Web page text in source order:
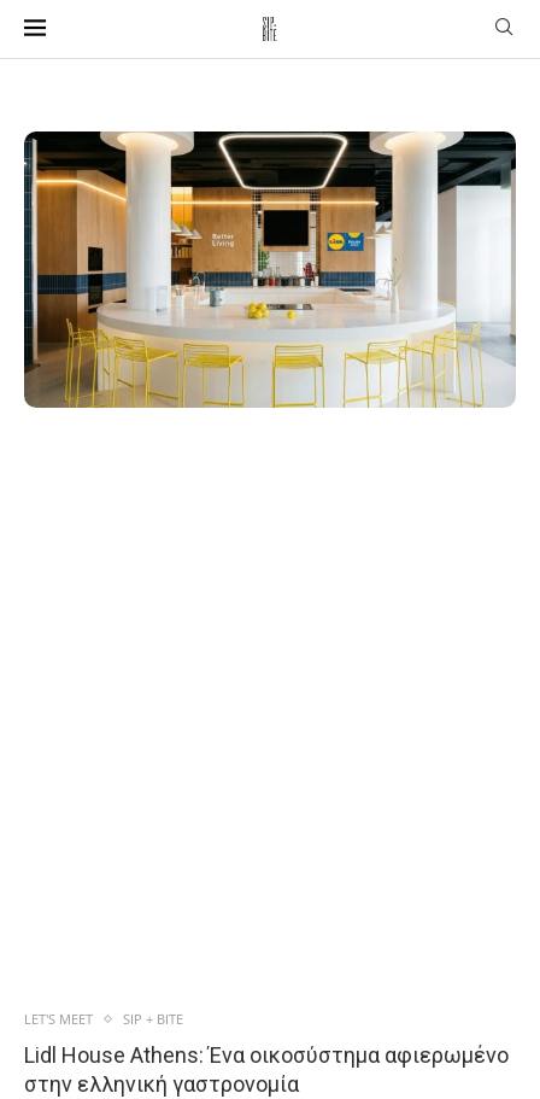
LET'S MEET SIP + BITE
Lidl House Athens: Ένα οικοσύστημα αφιερωμένο
στην ελληνική γαστρονομία